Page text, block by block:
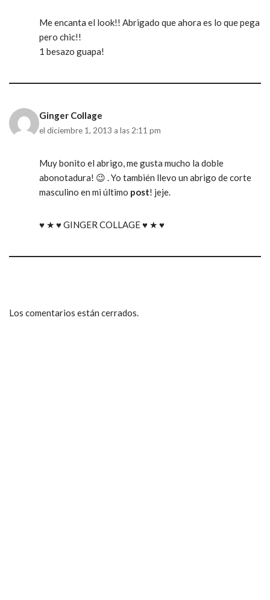
Me encanta el look!! Abrigado que ahora es lo que pega
pero chic!!
1 besazo guapa!
Ginger Collage
el diciembre 1, 2013 a las 2:11 pm
Muy bonito el abrigo, me gusta mucho la doble
abonotadura! 😉 . Yo también llevo un abrigo de corte
masculino en mi último post! jeje.
♥ ★ ♥ GINGER COLLAGE ♥ ★ ♥
Los comentarios están cerrados.